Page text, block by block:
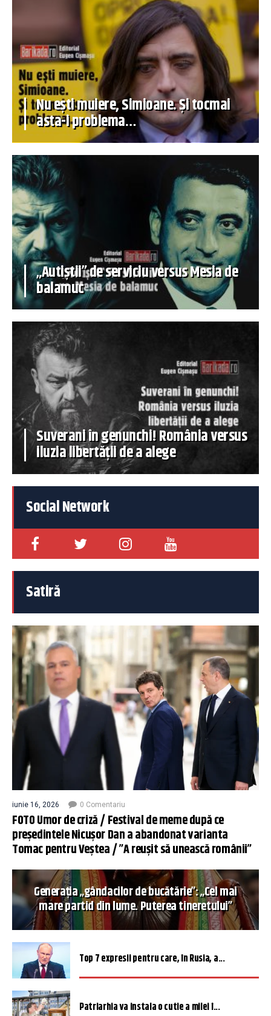
Nu ești muiere, Simioane. Și tocmai
asta-i problema…
„Autiștii” de serviciu versus Mesia de
balamuc
Suverani în genunchi! România versus
iluzia libertății de a alege
Social Network
Satiră
iunie 16, 2026 0 Comentariu
FOTO Umor de criză / Festival de meme după ce
președintele Nicușor Dan a abandonat varianta
Tomac pentru Veștea / ”A reușit să unească românii”
Generația „gândacilor de bucătărie”: „Cel mai
mare partid din lume. Puterea tineretului”
Top 7 expresii pentru care, în Rusia, a...
Patriarhia va instala o cutie a milei î...